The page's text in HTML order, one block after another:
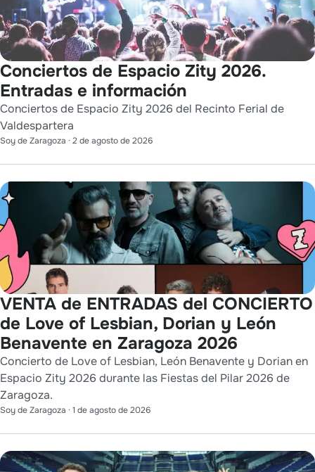
Conciertos de Espacio Zity 2026.
Entradas e información
Conciertos de Espacio Zity 2026 del Recinto Ferial de
Valdespartera
Soy de Zaragoza · 2 de agosto de 2026
VENTA de ENTRADAS del CONCIERTO
de Love of Lesbian, Dorian y León
Benavente en Zaragoza 2026
Concierto de Love of Lesbian, León Benavente y Dorian en
Espacio Zity 2026 durante las Fiestas del Pilar 2026 de
Zaragoza.
Soy de Zaragoza · 1 de agosto de 2026